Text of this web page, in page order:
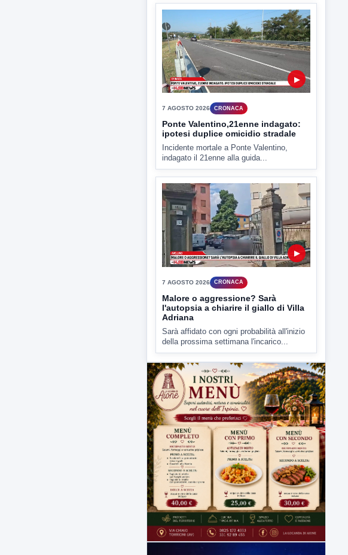
▶
7 AGOSTO 2026
Ponte Valentino,21enne indagato:
ipotesi duplice omicidio stradale
Incidente mortale a Ponte Valentino,
indagato il 21enne alla guida...
▶
7 AGOSTO 2026 CRONACA
Malore o aggressione? Sarà
l'autopsia a chiarire il giallo di Villa
Sarà affidato con ogni probabilità all'inizio
della prossima settimana l'incarico...